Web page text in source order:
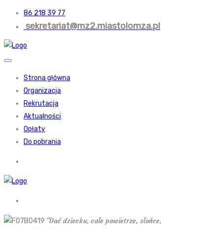
86 218 39 77
sekretariat@mz2.miastolomza.pl
Strona główna
Organizacja
Rekrutacja
Aktualności
Opłaty
Do pobrania
"Dać dziecku, całe powietrze, słońce,